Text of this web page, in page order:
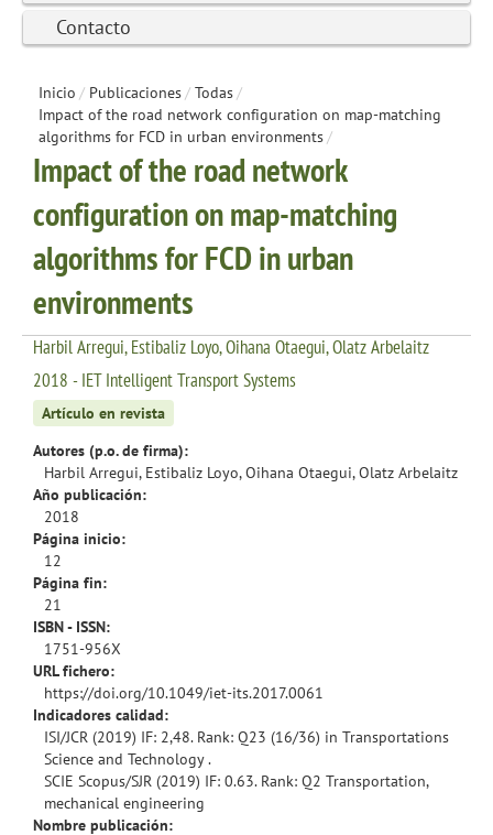
Contacto
Inicio / Publicaciones/ Todas/
Impact of the road network configuration on map-matching
algorithms for FCD in urban environments/
Impact of the road network
configuration on map-matching
algorithms for FCD in urban
environments
Harbil Arregui, Estibaliz Loyo, Oihana Otaegui, Olatz Arbelaitz
2018 - IET Intelligent Transport Systems
Artículo en revista
Autores (p.o. de firma):
Harbil Arregui, Estibaliz Loyo, Oihana Otaegui, Olatz Arbelaitz
Año publicación:
2018
Página inicio:
12
Página fin:
21
ISBN - ISSN:
1751-956X
URL fichero:
https://doi.org/10.1049/iet-its.2017.0061
Indicadores calidad:
ISI/JCR (2019) IF: 2,48. Rank: Q23 (16/36) in Transportations
Science and Technology .
SCIE Scopus/SJR (2019) IF: 0.63. Rank: Q2 Transportation,
mechanical engineering
Nombre publicación: